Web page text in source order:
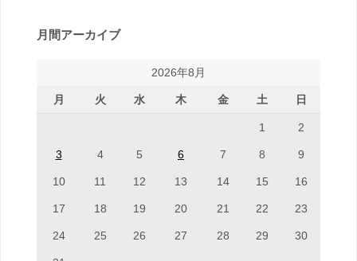
月間アーカイブ
2026年8月
月 火 水 木 金 土 日
1 2
3 4 5 6 7 8 9
10 11 12 13 14 15 16
17 18 19 20 21 22 23
24 25 26 27 28 29 30